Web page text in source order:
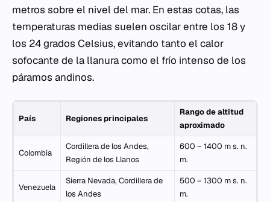
metros sobre el nivel del mar. En estas cotas, las
temperaturas medias suelen oscilar entre los 18 y
los 24 grados Celsius, evitando tanto el calor
sofocante de la llanura como el frío intenso de los
páramos andinos.
País Regiones principales
Rango de altitud
aproximado
Colombia
Cordillera de los Andes,
Región de los Llanos
600 – 1400 m s. n.
m.
Venezuela
Sierra Nevada, Cordillera de
los Andes
500 – 1300 m s. n.
m.